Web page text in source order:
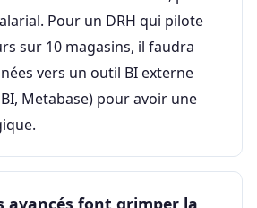
Pour un DRH qui pilote
sur 10 magasins, il faudra
vers un outil BI externe
Metabase) pour avoir une
avancés font grimper la